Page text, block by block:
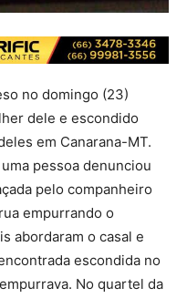
no domingo (23)
dele e escondido
em Canarana-MT.
pessoa denunciou
pelo companheiro
empurrando o
abordaram o casal e
escondida no
No quartel da